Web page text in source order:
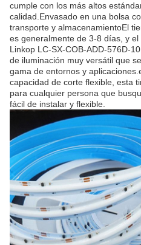
cumple con los más altos
calidad.Envasado en una bolsa
transporte y almacenamientoEl
es generalmente de 3-8 días, y el
Linkop LC-SX-COB-ADD-576D-
de iluminación muy versátil que
gama de entornos y
capacidad de corte flexible, esta
para cualquier persona que
fácil de instalar y flexible.